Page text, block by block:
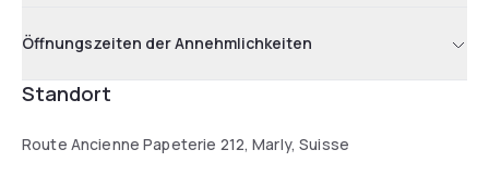
Öffnungszeiten der Annehmlichkeiten
Standort
Route Ancienne Papeterie 212, Marly, Suisse